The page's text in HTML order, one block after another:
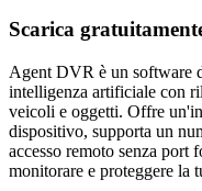
Scarica
Agent DVR è un software
intelligenza artificiale con
veicoli e oggetti. Offre
dispositivo, supporta un
accesso remoto senza
monitorare e proteggere la